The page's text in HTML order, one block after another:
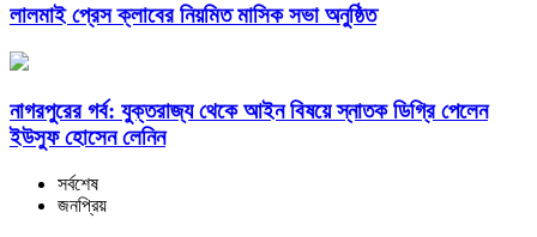
লালমাই প্রেস ক্লাবের নিয়মিত মাসিক সভা অনুষ্ঠিত
নাগরপুরের গর্ব: যুক্তরাজ্য থেকে আইন বিষয়ে স্নাতক ডিগ্রি পেলেন
ইউসুফ হোসেন লেনিন
সর্বশেষ
জনপ্রিয়